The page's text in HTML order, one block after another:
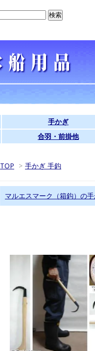
手かぎ
合羽・前掛他
TOP > 手かぎ 手鈎
マルエスマーク（箱鈎）の